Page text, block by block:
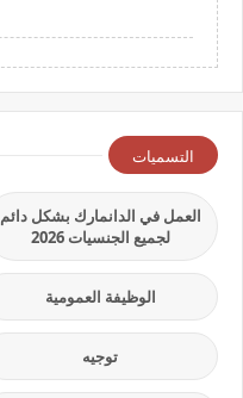
التسميات
العمل في الدانمارك بشكل دائم
لجميع الجنسيات 2026
الوظيفة العمومية
توجيه